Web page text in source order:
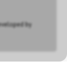
by